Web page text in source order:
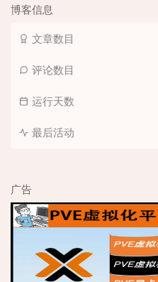
博客信息
文章数目
评论数目
运行天数
最后活动
广告